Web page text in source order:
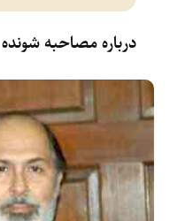
درباره مصاحبه شونده